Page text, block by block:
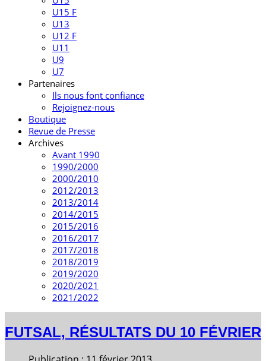
U15 F
U13
U12 F
U11
U9
U7
Partenaires
Ils nous font confiance
Rejoignez-nous
Boutique
Revue de Presse
Archives
Avant 1990
1990/2000
2000/2010
2012/2013
2013/2014
2014/2015
2015/2016
2016/2017
2017/2018
2018/2019
2019/2020
2020/2021
2021/2022
FUTSAL, RÉSULTATS DU 10 FÉVRIER